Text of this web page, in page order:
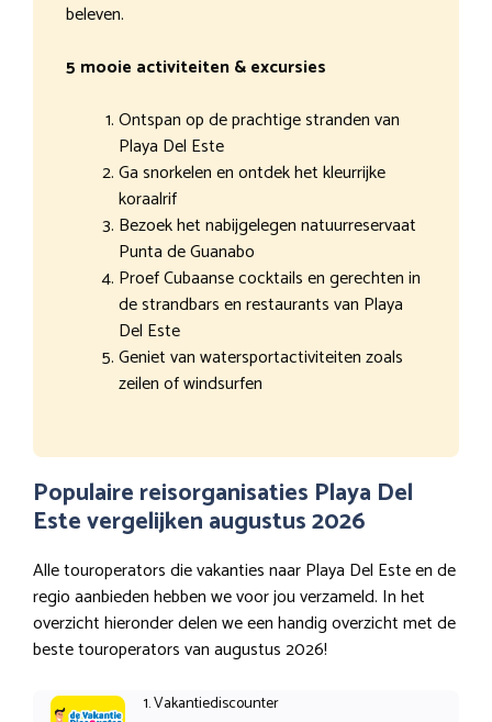
beleven.
5 mooie activiteiten & excursies
Ontspan op de prachtige stranden van
Playa Del Este
Ga snorkelen en ontdek het kleurrijke
koraalrif
Bezoek het nabijgelegen natuurreservaat
Punta de Guanabo
Proef Cubaanse cocktails en gerechten in
de strandbars en restaurants van Playa
Del Este
Geniet van watersportactiviteiten zoals
zeilen of windsurfen
Populaire reisorganisaties Playa Del
Este vergelijken augustus 2026
Alle touroperators die vakanties naar Playa Del Este en de
regio aanbieden hebben we voor jou verzameld. In het
overzicht hieronder delen we een handig overzicht met de
beste touroperators van augustus 2026!
1. Vakantiediscounter